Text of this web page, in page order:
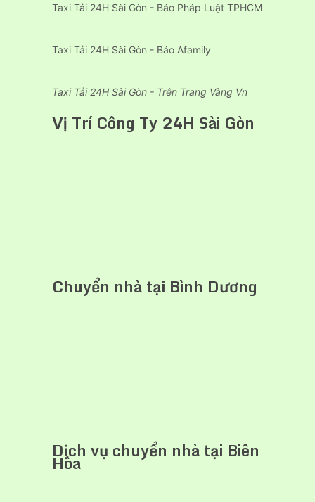
Taxi Tải 24H Sài Gòn - Báo Pháp Luật TPHCM
Taxi Tải 24H Sài Gòn - Báo Afamily
Taxi Tải 24H Sài Gòn - Trên Trang Vàng Vn
Vị Trí Công Ty 24H Sài Gòn
Chuyển nhà tại Bình Dương
Dịch vụ chuyển nhà tại Biên
Hòa